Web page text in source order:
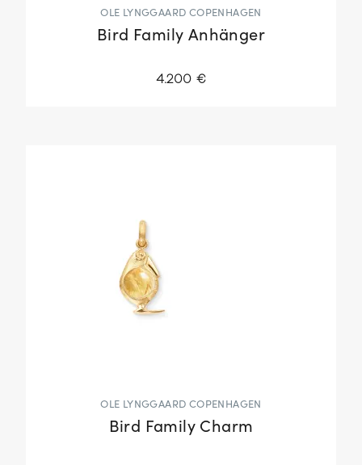
OLE LYNGGAARD COPENHAGEN
Bird Family Anhänger
4.200 €
OLE LYNGGAARD COPENHAGEN
Bird Family Charm